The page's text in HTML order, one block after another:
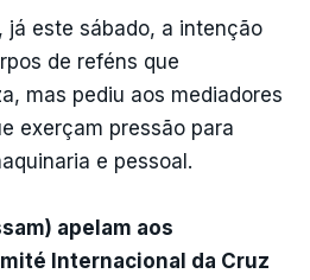
já este sábado, a intenção
de reféns que
mas pediu aos mediadores
exerçam pressão para
e pessoal.
apelam aos
Internacional da Cruz